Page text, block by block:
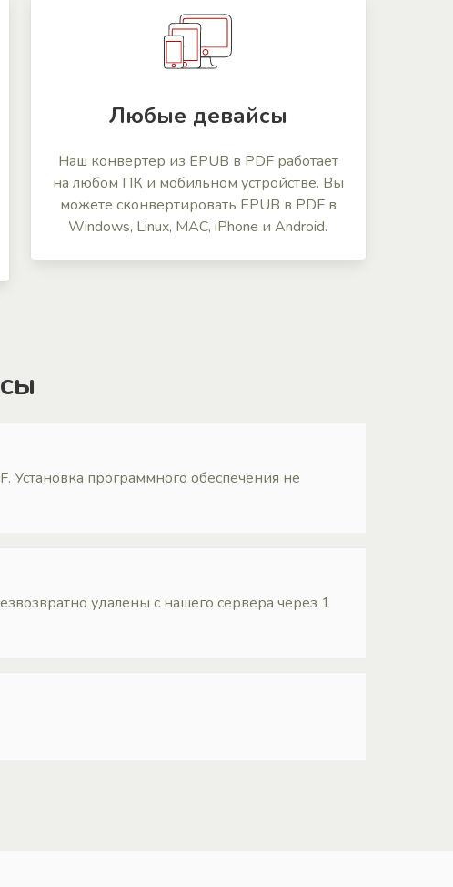
Любые девайсы
Наш конвертер из EPUB в PDF работает
на любом ПК и мобильном устройстве. Вы
можете сконвертировать EPUB в PDF в
Windows, Linux, MAC, iPhone и Android.
программного обеспечения не
удалены с нашего сервера через 1